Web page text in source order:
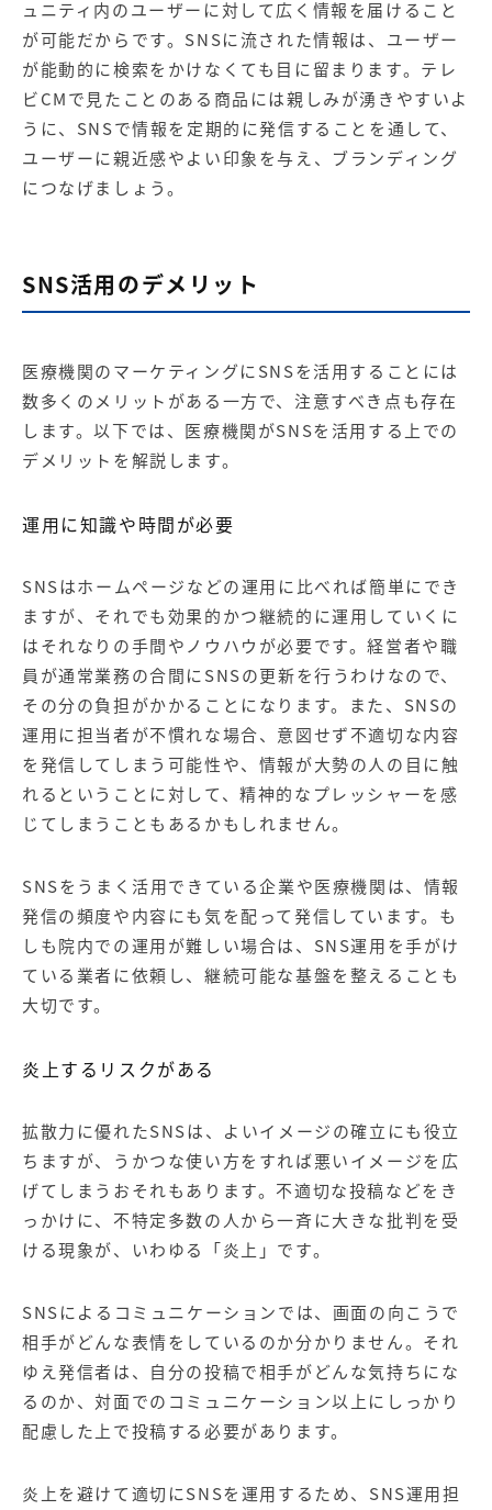
ュニティ内のユーザーに対して広く情報を届けること
が可能だからです。SNSに流された情報は、ユーザー
が能動的に検索をかけなくても目に留まります。テレ
ビCMで見たことのある商品には親しみが湧きやすいよ
うに、SNSで情報を定期的に発信することを通して、
ユーザーに親近感やよい印象を与え、ブランディング
につなげましょう。
SNS活用のデメリット
医療機関のマーケティングにSNSを活用することには
数多くのメリットがある一方で、注意すべき点も存在
します。以下では、医療機関がSNSを活用する上での
デメリットを解説します。
運用に知識や時間が必要
SNSはホームページなどの運用に比べれば簡単にでき
ますが、それでも効果的かつ継続的に運用していくに
はそれなりの手間やノウハウが必要です。経営者や職
員が通常業務の合間にSNSの更新を行うわけなので、
その分の負担がかかることになります。また、SNSの
運用に担当者が不慣れな場合、意図せず不適切な内容
を発信してしまう可能性や、情報が大勢の人の目に触
れるということに対して、精神的なプレッシャーを感
じてしまうこともあるかもしれません。
SNSをうまく活用できている企業や医療機関は、情報
発信の頻度や内容にも気を配って発信しています。も
しも院内での運用が難しい場合は、SNS運用を手がけ
ている業者に依頼し、継続可能な基盤を整えることも
大切です。
炎上するリスクがある
拡散力に優れたSNSは、よいイメージの確立にも役立
ちますが、うかつな使い方をすれば悪いイメージを広
げてしまうおそれもあります。不適切な投稿などをき
っかけに、不特定多数の人から一斉に大きな批判を受
ける現象が、いわゆる「炎上」です。
SNSによるコミュニケーションでは、画面の向こうで
相手がどんな表情をしているのか分かりません。それ
ゆえ発信者は、自分の投稿で相手がどんな気持ちにな
るのか、対面でのコミュニケーション以上にしっかり
配慮した上で投稿する必要があります。
炎上を避けて適切にSNSを運用するため、SNS運用担